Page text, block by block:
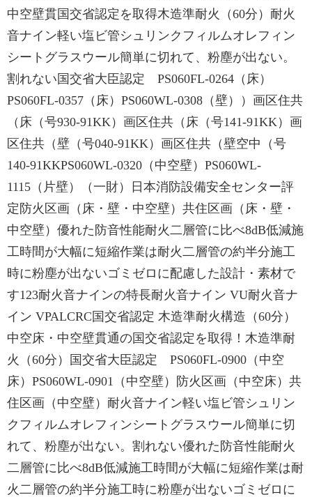
中空壁貫国交省認定を取得木造準耐火（60分）耐火
音ナイン軽い塩ビ管シュリンクフィルムオレフィン
シートグラスウール簡単に切れて、粉塵が出ない。
割れない国交省大臣認定 PS060FL-0264（床）
PS060FL-0357（床）PS060WL-0308（壁））画区住共
（床（号930-91KK）画区住共（床（号141-91KK）画
区住共（壁（号040-91KK）画区住共（壁空中（号
140-91KKPS060WL-0320（中空壁）PS060WL-
1115（片壁）（一財）日本消防設備安全センター評
定防火区画（床・壁・中空壁）共住区画（床・壁・
中空壁）優れた防音性能耐火二層管に比べ8dB低減施
工時間が大幅に短縮作業は耐火二層管の約半分施工
時に粉塵が出ないゴミゼロに配慮した設計・素材で
す123耐火音ナインの特長耐火音ナイン VU耐火音ナ
イン VPALCRC国交省認定 木造準耐火構造（60分）
中空床・中空壁貫通の国交省認定を取得！木造準耐
火（60分）国交省大臣認定 PS060FL-0900（中空
床）PS060WL-0901（中空壁）防火区画（中空床）共
住区画（中空壁）耐火音ナイン軽い塩ビ管シュリン
クフィルムオレフィンシートグラスウール簡単に切
れて、粉塵が出ない。割れない優れた防音性能耐火
二層管に比べ8dB低減施工時間が大幅に短縮作業は耐
火二層管の約半分施工時に粉塵が出ないゴミゼロに